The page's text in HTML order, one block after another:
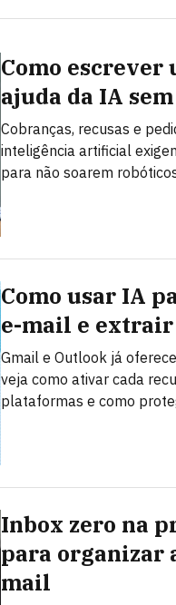
Como
ajuda da IA
Cobranças, recusas e
inteligência artificial
para não soarem
Como usar IA
e-mail e extrair
Gmail e Outlook já
veja como ativar cada
plataformas e como
Inbox zero na
para organizar
mail